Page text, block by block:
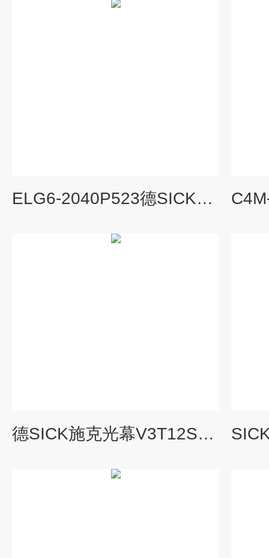
ELG6-2040P523德SICK施克光栅KT5G-2P1151光束距离
德SICK施克光幕V3T12S-MR32A8规格应用